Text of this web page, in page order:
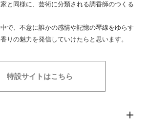
と同様に、芸術に分類される調香師のつくる
で、不意に誰かの感情や記憶の琴線をゆらす
りの魅力を発信していけたらと思います。
特設サイトはこちら